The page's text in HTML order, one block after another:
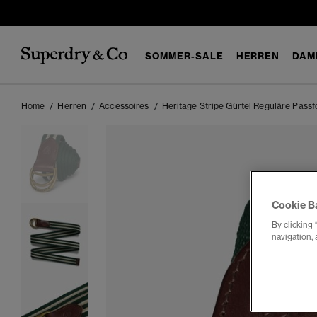
SOMMER-SALE HERREN
Home Herren Accessoires Heritage Stripe Gürtel Reguläre
Cookie
By clicking
navigation,